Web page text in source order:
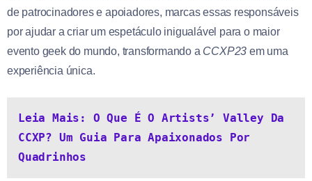
de patrocinadores e apoiadores, marcas essas responsáveis
por ajudar a criar um espetáculo inigualável para o maior
evento geek do mundo, transformando a CCXP23 em uma
experiência única.
Leia Mais: O Que É O Artists’ Valley Da
CCXP? Um Guia Para Apaixonados Por
Quadrinhos